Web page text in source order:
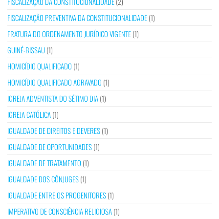
FISCALIZAÇÃO PREVENTIVA DA CONSTITUCIONALIDADE(1)
FRATURA DO ORDENAMENTO JURÍDICO VIGENTE(1)
GUINÉ-BISSAU(1)
HOMICÍDIO QUALIFICADO (1)
HOMICÍDIO QUALIFICADO AGRAVADO (1)
IGREJA ADVENTISTA DO SÉTIMO DIA(1)
IGREJA CATÓLICA(1)
IGUALDADE DE DIREITOS E DEVERES(1)
IGUALDADE DE OPORTUNIDADES(1)
IGUALDADE DE TRATAMENTO (1)
IGUALDADE DOS CÔNJUGES(1)
IGUALDADE ENTRE OS PROGENITORES(1)
IMPERATIVO DE CONSCIÊNCIA RELIGIOSA(1)